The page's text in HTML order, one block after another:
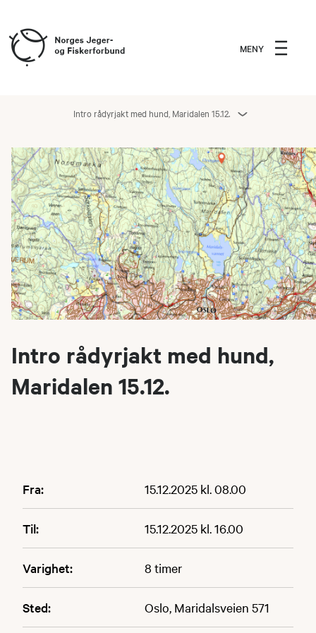
MENY
Intro rådyrjakt med hund, Maridalen 15.12.
Intro rådyrjakt med hund,
Maridalen 15.12.
Fra: 15.12.2025 kl. 08.00
Til: 15.12.2025 kl. 16.00
Varighet: 8 timer
Sted: Oslo, Maridalsveien 571